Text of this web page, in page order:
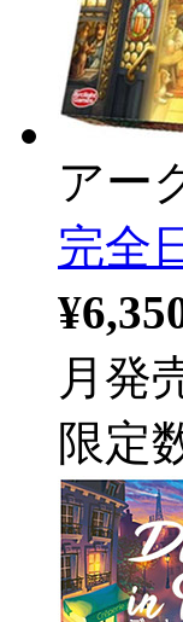
アー
完全
月発
限定